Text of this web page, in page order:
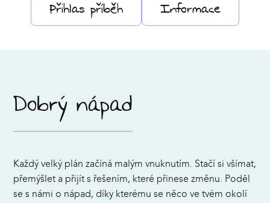
Přihlas příběh Informace
Dobrý nápad
Každý velký plán začíná malým vnuknutím. Stačí si všímat,
přemýšlet a přijít s řešením, které přinese změnu. Poděl
se s námi o nápad, díky kterému se něco ve tvém okolí